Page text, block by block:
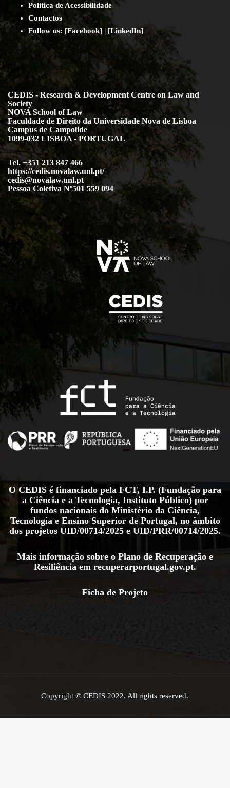
Política de Acessibilidade
Contactos
Follow us: [Facebook] | [LinkedIn]
CEDIS - Research & Development Centre on Law and
Society
NOVA School of Law
Faculdade de Direito da Universidade Nova de Lisboa
Campus de Campolide
1099-032 LISBOA - PORTUGAL
Tel. +351 213 847 466
https://cedis.novalaw.unl.pt/
cedis@novalaw.unl.pt
Pessoa Coletiva Nº501 559 094
O CEDIS é financiado pela FCT, I.P. (Fundação para
a Ciência e a Tecnologia, Instituto Público) por
fundos nacionais do Ministério da Ciência,
Tecnologia e Ensino Superior de Portugal, no âmbito
dos projetos UID/00714/2025 e UID/PRR/00714/2025.
Mais informação sobre o Plano de Recuperação e
Resiliência em recuperarportugal.gov.pt.
Ficha de Projeto
Copyright © CEDIS 2022. All rights reserved.